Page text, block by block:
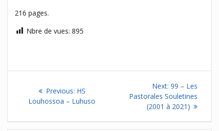
216 pages.
Nbre de vues: 895
l’article
Previous: Previous
post:
HS
Louhossoa – Luhuso
Next: Next
post:
99 – Les
Pastorales Souletines
(2001 à 2021)